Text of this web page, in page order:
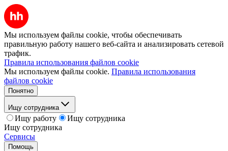
Мы используем файлы cookie, чтобы обеспечивать
правильную работу нашего веб-сайта и анализировать сетевой
трафик.
Правила использования файлов cookie
Мы используем файлы cookie. Правила использования
файлов cookie
Понятно
Ищу сотрудника
Ищу работу
Ищу сотрудника
Ищу сотрудника
Сервисы
Помощь